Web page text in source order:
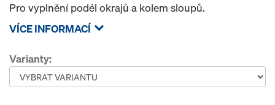
Pro vyplnění podél okrajů a kolem sloupů.
VÍCE INFORMACÍ
Varianty: